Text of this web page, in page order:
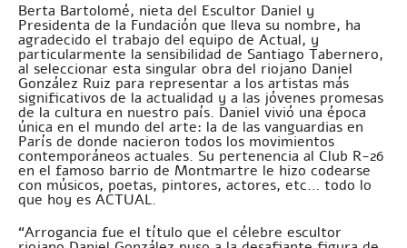
Berta Bartolomé, nieta del Escultor Daniel y
Presidenta de la Fundación que lleva su nombre, ha
agradecido el trabajo del equipo de Actual, y
particularmente la sensibilidad de Santiago Tabernero,
al seleccionar esta singular obra del riojano Daniel
González Ruiz para representar a los artistas más
significativos de la actualidad y a las jóvenes promesas
de la cultura en nuestro país. Daniel vivió una época
única en el mundo del arte: la de las vanguardias en
París de donde nacieron todos los movimientos
contemporáneos actuales. Su pertenencia al Club R-26
en el famoso barrio de Montmartre le hizo codearse
con músicos, poetas, pintores, actores, etc… todo lo
que hoy es ACTUAL.
“Arrogancia fue el título que el célebre escultor